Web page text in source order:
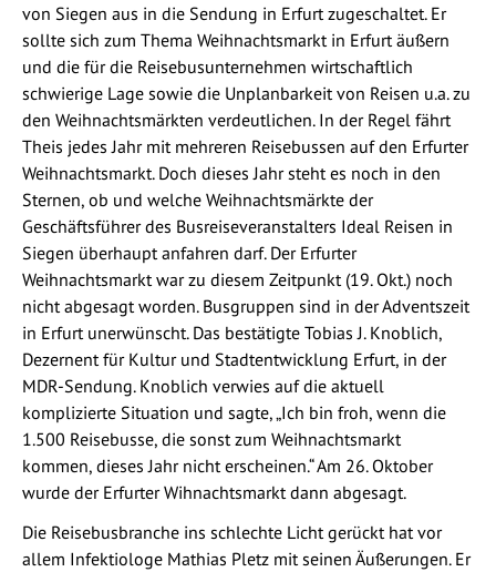
von Siegen aus in die Sendung in Erfurt zugeschaltet. Er
sollte sich zum Thema Weihnachtsmarkt in Erfurt äußern
und die für die Reisebusunternehmen wirtschaftlich
schwierige Lage sowie die Unplanbarkeit von Reisen u.a. zu
den Weihnachtsmärkten verdeutlichen. In der Regel fährt
Theis jedes Jahr mit mehreren Reisebussen auf den Erfurter
Weihnachtsmarkt. Doch dieses Jahr steht es noch in den
Sternen, ob und welche Weihnachtsmärkte der
Geschäftsführer des Busreiseveranstalters Ideal Reisen in
Siegen überhaupt anfahren darf. Der Erfurter
Weihnachtsmarkt war zu diesem Zeitpunkt (19. Okt.) noch
nicht abgesagt worden. Busgruppen sind in der Adventszeit
in Erfurt unerwünscht. Das bestätigte Tobias J. Knoblich,
Dezernent für Kultur und Stadtentwicklung Erfurt, in der
MDR-Sendung. Knoblich verwies auf die aktuell
komplizierte Situation und sagte, „Ich bin froh, wenn die
1.500 Reisebusse, die sonst zum Weihnachtsmarkt
kommen, dieses Jahr nicht erscheinen.“ Am 26. Oktober
wurde der Erfurter Wihnachtsmarkt dann abgesagt.
Die Reisebusbranche ins schlechte Licht gerückt hat vor
allem Infektiologe Mathias Pletz mit seinen Äußerungen. Er